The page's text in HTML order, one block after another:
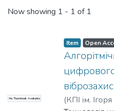
Now showing 1 - 1 of 1
No Thumbnail Available
Item Open
(КПІ ім.